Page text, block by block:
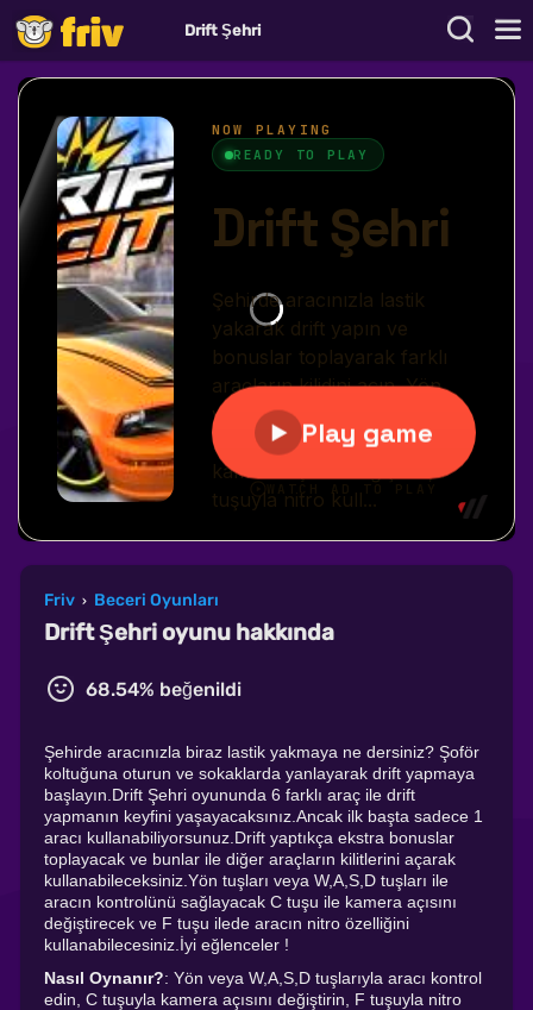
Drift Şehri
Friv › Beceri Oyunları
Drift Şehri oyunu hakkında
68.54% beğenildi
Şehirde aracınızla biraz lastik yakmaya ne dersiniz? Şoför
koltuğuna oturun ve sokaklarda yanlayarak drift yapmaya
başlayın.Drift Şehri oyununda 6 farklı araç ile drift
yapmanın keyfini yaşayacaksınız.Ancak ilk başta sadece 1
aracı kullanabiliyorsunuz.Drift yaptıkça ekstra bonuslar
toplayacak ve bunlar ile diğer araçların kilitlerini açarak
kullanabileceksiniz.Yön tuşları veya W,A,S,D tuşları ile
aracın kontrolünü sağlayacak C tuşu ile kamera açısını
değiştirecek ve F tuşu ilede aracın nitro özelliğini
kullanabilecesiniz.İyi eğlenceler !
Nasıl Oynanır?: Yön veya W,A,S,D tuşlarıyla aracı kontrol
edin, C tuşuyla kamera açısını değiştirin, F tuşuyla nitro